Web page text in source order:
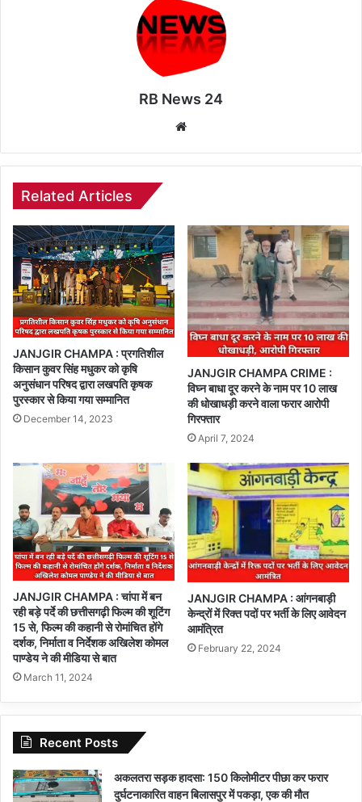
RB News 24
Related Articles
JANJGIR CHAMPA : प्रगतिशील
किसान कुवर सिंह मधुकर को कृषि
अनुसंधान परिषद द्वारा लखपति कृषक
पुरस्कार से किया गया सम्मानित
December 14, 2023
JANJGIR CHAMPA CRIME :
विघ्न बाधा दूर करने के नाम पर 10 लाख
की धोखाधड़ी करने वाला फरार आरोपी
गिरफ्तार
April 7, 2024
JANJGIR CHAMPA : चांपा में बन
रही बड़े पर्दे की छत्तीसगढ़ी फिल्म की शूटिंग
15 से, फिल्म की कहानी से रोमांचित होंगे
दर्शक, निर्माता व निर्देशक अखिलेश कोमल
पाण्डेय ने की मीडिया से बात
March 11, 2024
JANJGIR CHAMPA : आंगनबाड़ी
केन्द्रों में रिक्त पदों पर भर्ती के लिए आवेदन
आमंत्रित
February 22, 2024
Recent Posts
अकलतरा सड़क हादसा: 150 किलोमीटर पीछा कर फरार
दुर्घटनाकारित वाहन बिलासपुर में पकड़ा, एक की मौत